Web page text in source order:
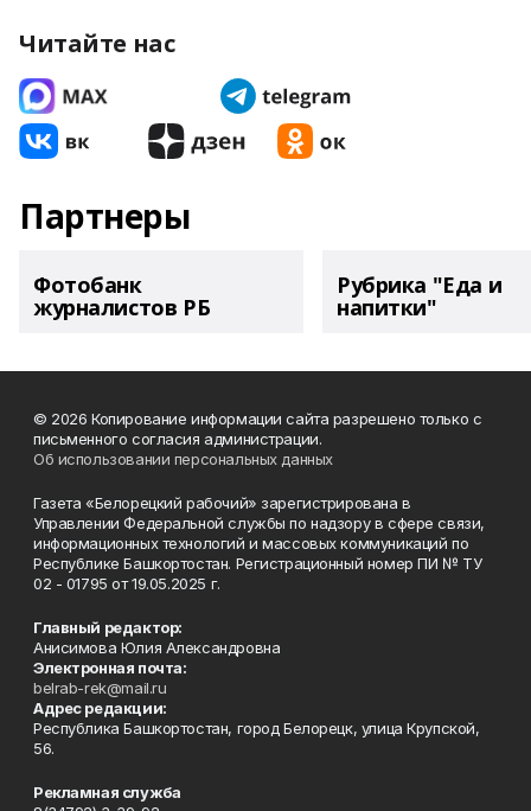
Читайте нас
Партнеры
Фотобанк
журналистов РБ
Рубрика "Еда и
напитки"
© 2026 Копирование информации сайта разрешено только с
письменного согласия администрации.
Об использовании персональных данных
Газета «Белорецкий рабочий» зарегистрирована в
Управлении Федеральной службы по надзору в сфере связи,
информационных технологий и массовых коммуникаций по
Республике Башкортостан. Регистрационный номер ПИ № ТУ
02 - 01795 от 19.05.2025 г.
Главный редактор:
Анисимова Юлия Александровна
Электронная почта:
belrab-rek@mail.ru
Адрес редакции:
Республика Башкортостан, город Белорецк, улица Крупской,
56.
Рекламная служба